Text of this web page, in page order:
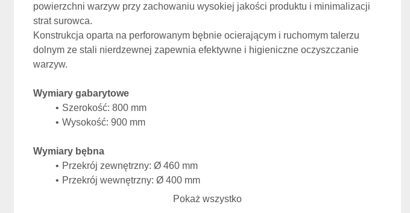
powierzchni warzyw przy zachowaniu wysokiej jakości produktu i minimalizacji
strat surowca.
Konstrukcja oparta na perforowanym bębnie ocierającym i ruchomym talerzu
dolnym ze stali nierdzewnej zapewnia efektywne i higieniczne oczyszczanie
warzyw.
Wymiary gabarytowe
Szerokość: 800 mm
Wysokość: 900 mm
Wymiary bębna
Przekrój zewnętrzny: Ø 460 mm
Przekrój wewnętrzny: Ø 400 mm
Wysokość wewnętrzna: 200 mmPokaż wszystko